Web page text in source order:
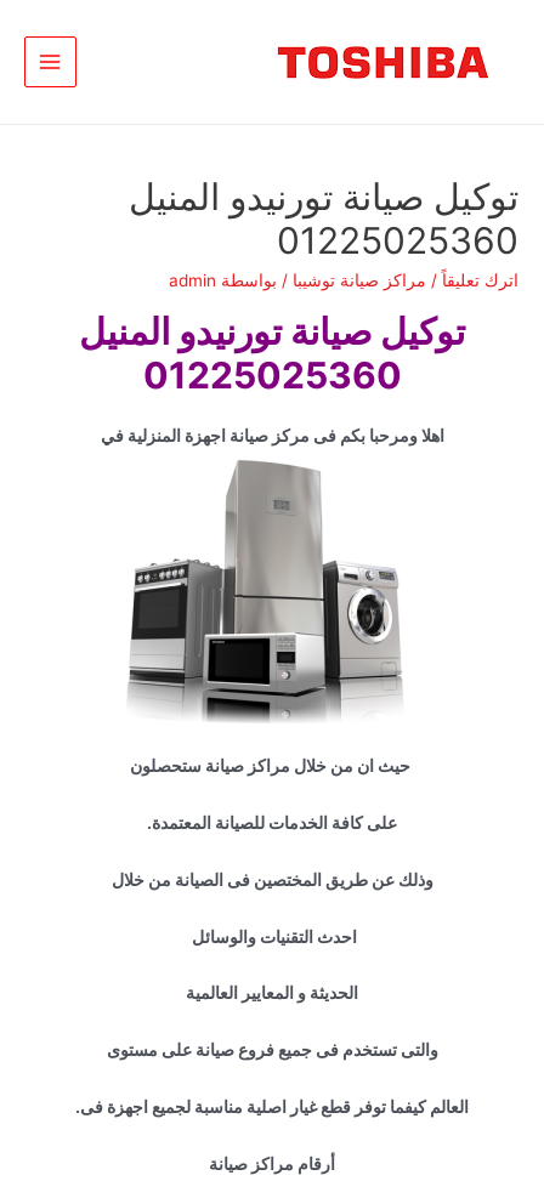
Main
توكيل صيانة تورنيدو المنيل
01225025360
اترك تعليقاً / مراكز صيانة توشيبا / بواسطة admin
توكيل صيانة تورنيدو المنيل
01225025360
اهلا ومرحبا بكم فى مركز صيانة اجهزة المنزلية في
حيث ان من خلال مراكز صيانة ستحصلون
على كافة الخدمات للصيانة المعتمدة.
وذلك عن طريق المختصين فى الصيانة من خلال
احدث التقنيات والوسائل
الحديثة و المعايير العالمية
والتى تستخدم فى جميع فروع صيانة على مستوى
العالم كيفما توفر قطع غيار اصلية مناسبة لجميع اجهزة فى.
أرقام مراكز صيانة